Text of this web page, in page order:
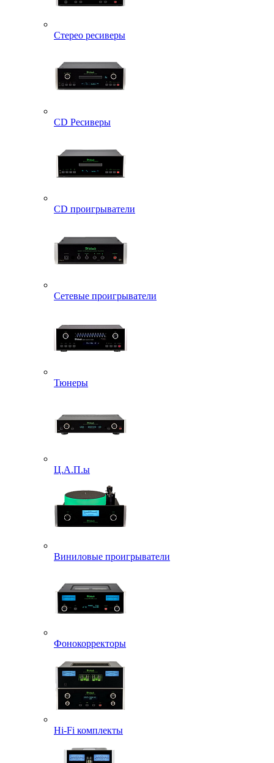
Стерео ресиверы
CD Ресиверы
CD проигрыватели
Сетевые проигрыватели
Тюнеры
Ц.А.П.ы
Виниловые проигрыватели
Фонокорректоры
Hi-Fi комплекты